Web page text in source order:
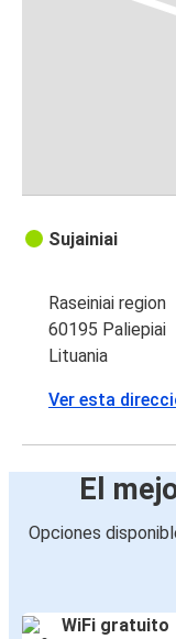
Sujainiai
Raseiniai region
60195 Paliepiai
Lituania
Ver esta
El
Opciones
WiFi gratuito